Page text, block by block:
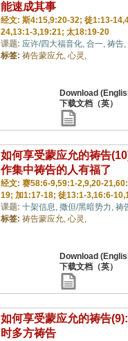
能速成其事
经文: 斯4:15,9:20-32; 徒1:13-
24,13:1-3,19:21; 太18:19-20
课题: 应许/四大福音化, 合一, 祷告,
标签: 祷告蒙应允, 心灵,
如何享受蒙应允的祷告
作集中祷告的人有福了
经文: 赛58:6-9,59:1-2,9,20-
19; 加1:17-18; 徒13:1-3,16:6-
课题: 十架信息, 撒但/黑暗势力, 祷
标签: 祷告蒙应允, 心灵,
如何享受蒙应允的祷告
时多方祷告